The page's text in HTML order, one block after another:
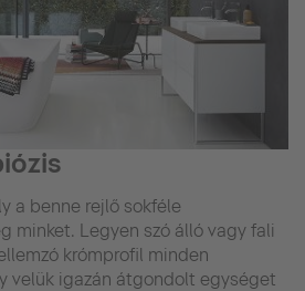
a benne rejlő sokféle
minket. Legyen szó álló vagy fali
krómprofil minden
velük igazán átgondolt egységet